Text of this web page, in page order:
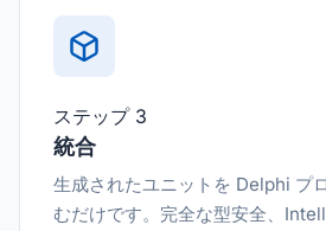
ステップ 3
統合
生成されたユニットを Delphi プ
むだけです。完全な型安全、